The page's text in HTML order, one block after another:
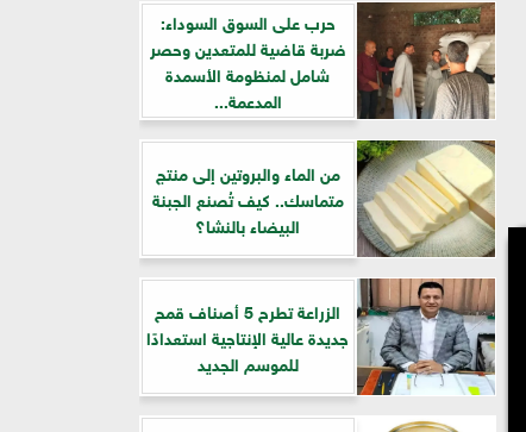
حرب على السوق السوداء:
ضربة قاضية للمتعدين وحصر
شامل لمنظومة الأسمدة
المدعمة...
من الماء والبروتين إلى منتج
متماسك.. كيف تُصنع الجبنة
البيضاء بالنشا؟
الزراعة تطرح 5 أصناف قمح
جديدة عالية الإنتاجية استعدادًا
للموسم الجديد